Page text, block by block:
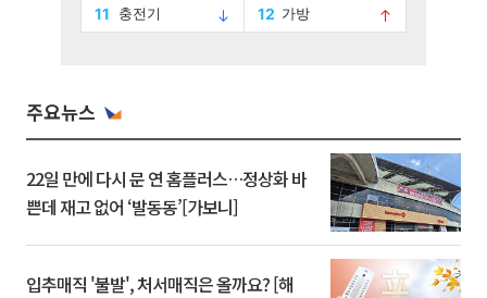
주요뉴스
22일 만에 다시 문 연 홈플러스…정상화 바
쁜데 재고 없어 ‘발동동’[가보니]
입추매직 '불발', 처서매직은 올까요? [해